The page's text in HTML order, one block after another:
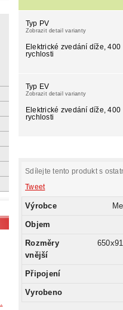
Typ PV
Zobrazit detail varianty
Elektrické zvedání díže,
rychlosti
Typ EV
Zobrazit detail varianty
Elektrické zvedání díže,
rychlosti
Sdílejte tento produkt s
Tweet
Výrobce
Objem
Rozměry
vnější
Připojení
Vyrobeno